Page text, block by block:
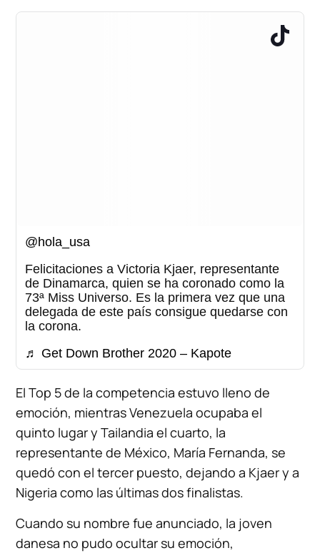
@hola_usa
Felicitaciones a Victoria Kjaer, representante
de Dinamarca, quien se ha coronado como la
73ª Miss Universo. Es la primera vez que una
delegada de este país consigue quedarse con
la corona.
♬ Get Down Brother 2020 – Kapote
El Top 5 de la competencia estuvo lleno de
emoción, mientras Venezuela ocupaba el
quinto lugar y Tailandia el cuarto, la
representante de México, María Fernanda, se
quedó con el tercer puesto, dejando a Kjaer y a
Nigeria como las últimas dos finalistas.
Cuando su nombre fue anunciado, la joven
danesa no pudo ocultar su emoción,